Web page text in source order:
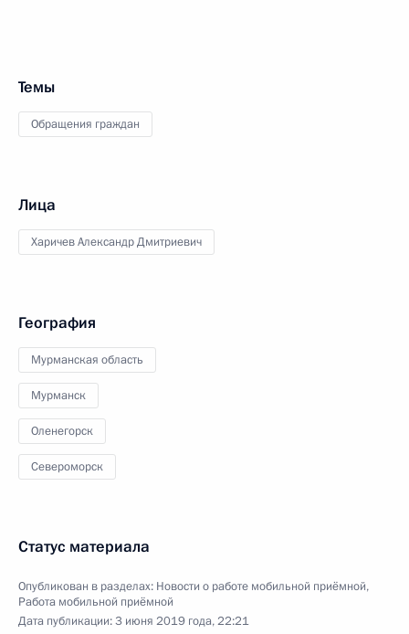
Темы
Обращения граждан
Лица
Харичев Александр Дмитриевич
География
Мурманская область
Мурманск
Оленегорск
Североморск
Статус материала
Опубликован в разделах: Новости о работе мобильной приёмной,
Работа мобильной приёмной
Дата публикации:3 июня 2019 года, 22:21